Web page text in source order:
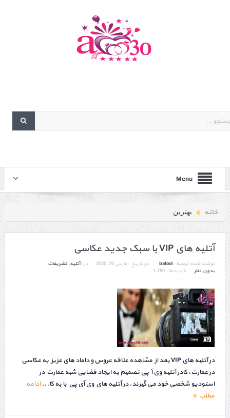
Menu
خانه بهترین
آتلیه های VIP با سبک جدید عکاسی
نوشته شده توسط : batool در تاریخ : مارس 10, 2020 در :آتلیه, تشریفات
بدون نظر
بازدیدها : 1,780
در آتلیه های VIP بعد از مشاهده علاقه عروس و داماد های عزیز به عکاسی
در عمارت، کادر آتلیه وی آ پی تصمیم به ایجاد فضایی شبه عمارت در
استودیو شخصی خود می گیرند. در آتلیه های وی آی پی با به کا...ادامه
مطلب